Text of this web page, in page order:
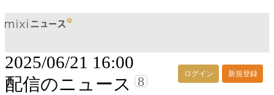
ログイン 新規登録
2025/06/21 16:00
配信のニュース
8